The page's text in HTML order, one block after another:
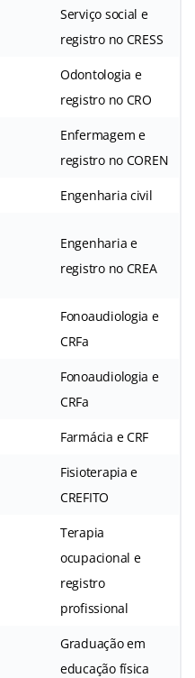
Serviço social e
registro no CRESS
Odontologia e
registro no CRO
Enfermagem e
registro no COREN
Engenharia civil
Engenharia e
registro no CREA
Fonoaudiologia e
CRFa
Fonoaudiologia e
CRFa
Farmácia e CRF
Fisioterapia e
CREFITO
Terapia
ocupacional e
registro
profissional
Graduação em
educação física